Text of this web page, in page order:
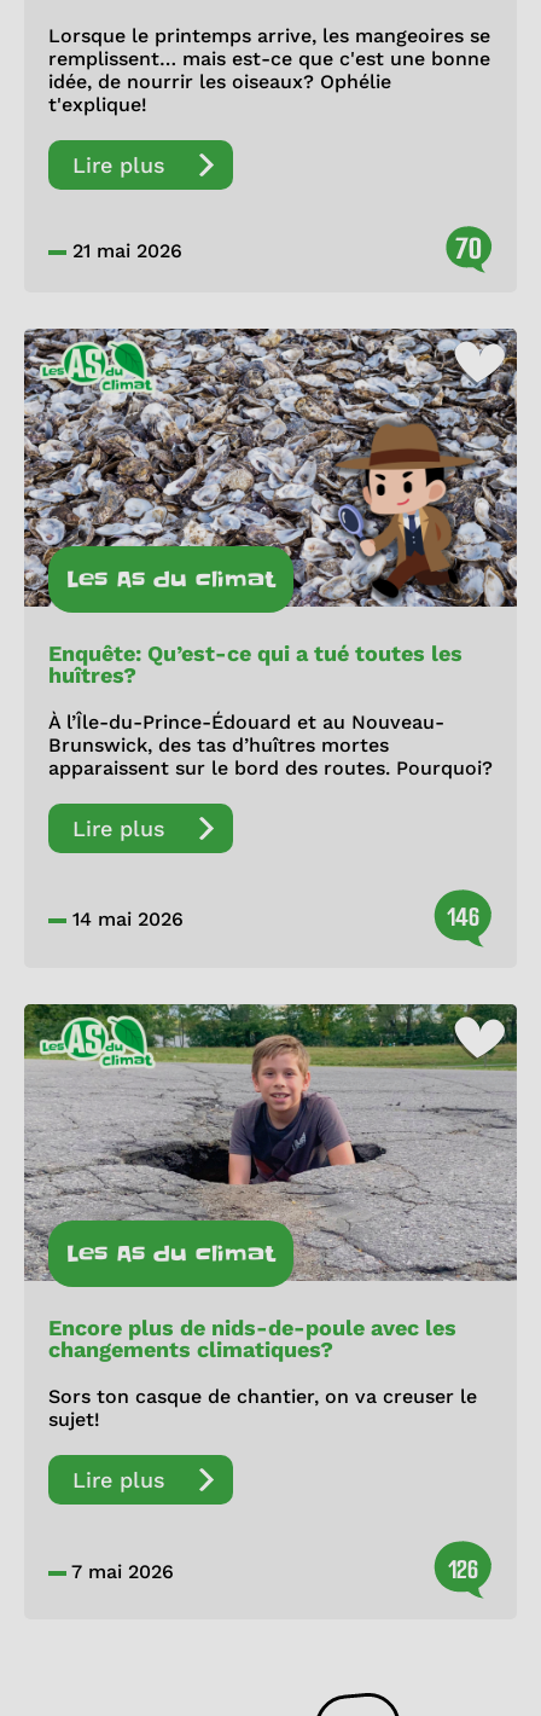
Lorsque le printemps arrive, les mangeoires se
remplissent… mais est-ce que c'est une bonne
idée, de nourrir les oiseaux? Ophélie
t'explique!
Lire plus
21 mai 2026 70
Les As du climat
Enquête: Qu’est-ce qui a tué toutes les
huîtres?
À l’Île-du-Prince-Édouard et au Nouveau-
Brunswick, des tas d’huîtres mortes
apparaissent sur le bord des routes. Pourquoi?
Lire plus
14 mai 2026 146
Les As du climat
Encore plus de nids-de-poule avec les
changements climatiques?
Sors ton casque de chantier, on va creuser le
sujet!
Lire plus
7 mai 2026 126